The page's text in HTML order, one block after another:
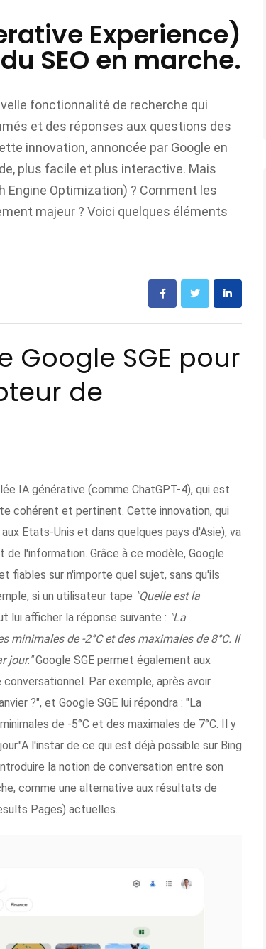
Experience)
SEO en marche.
fonctionnalité de recherche qui
et des réponses aux questions des
innovation, annoncée par Google en
plus facile et plus interactive. Mais
Engine Optimization) ? Comment les
majeur ? Voici quelques éléments
Google SGE pour
de
IA générative (comme ChatGPT-4), qui est
cohérent et pertinent. Cette innovation, qui
Etats-Unis et dans quelques pays d'Asie), va
l'information. Grâce à ce modèle, Google
fiables sur n'importe quel sujet, sans qu'ils
si un utilisateur tape "Quelle est la
lui afficher la réponse suivante : "La
minimales de -2°C et des maximales de 8°C. Il
jour."Google SGE permet également aux
Par exemple, après avoir
?", et Google SGE lui répondra : "La
de -5°C et des maximales de 7°C. Il y
l'instar de ce qui est déjà possible sur Bing
la notion de conversation entre son
comme une alternative aux résultats de
Pages) actuelles.